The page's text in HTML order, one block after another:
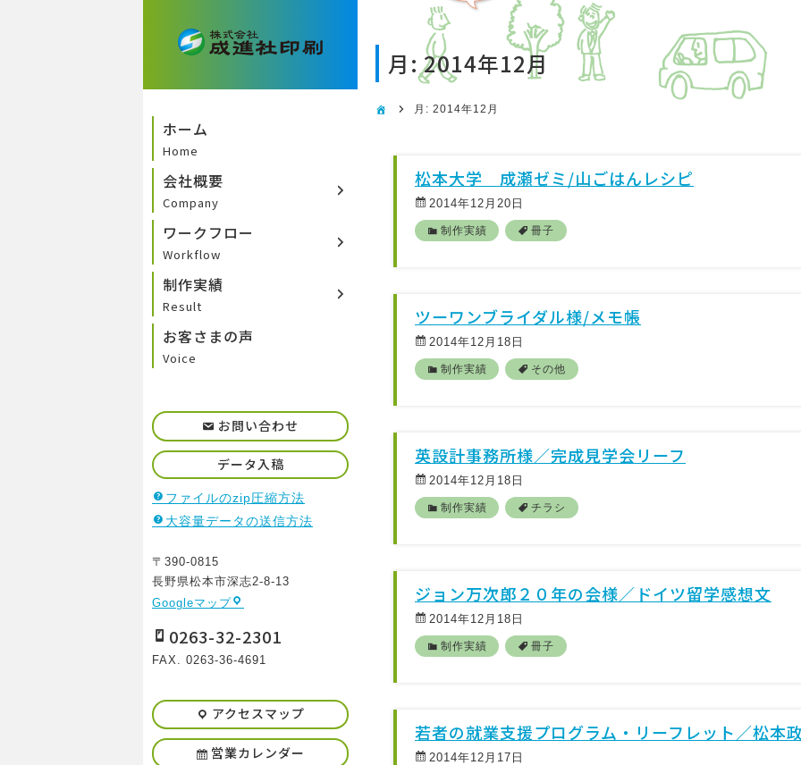
ホーム
Home
会社概要
Company
ワークフロー
Workflow
制作実績
Result
お客さまの声
Voice
お問い合わせ
データ入稿
ファイルのzip圧縮方法
大容量データの送信方法
〒390-0815
長野県松本市深志2-8-13
Googleマップ
0263-32-2301
FAX. 0263-36-4691
アクセスマップ
営業カレンダー
月:2014年12月
月: 2014年12月
松本大学 成瀬ゼミ/山ごはんレシピ
2014年12月20日
制作実績 冊子
ツーワンブライダル様/メモ帳
2014年12月18日
制作実績 その他
英設計事務所様／完成見学会リーフ
2014年12月18日
制作実績 チラシ
ジョン万次郎２０年の会様／ドイツ留学感想文
2014年12月18日
制作実績 冊子
若者の就業支援プログラム・リーフレット／松本
2014年12月17日